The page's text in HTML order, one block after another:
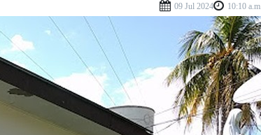
09 Jul 2024 10:10 a.m.